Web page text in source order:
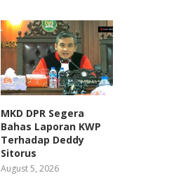
MKD DPR Segera
Bahas Laporan KWP
Terhadap Deddy
Sitorus
August 5, 2026